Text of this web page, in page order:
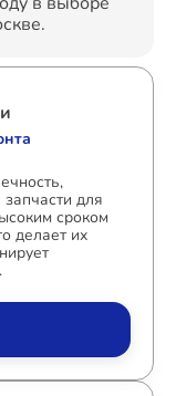
для
сроком
делает их